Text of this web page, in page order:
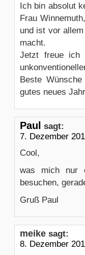
Ich bin absolut
Frau
und ist vor
macht.
Jetzt freue ich
Beste
gutes neues
Paul
sagt:
7. Dezember
Cool,
was mich nur
besuchen,
Gruß Paul
meike sagt:
8. Dezember